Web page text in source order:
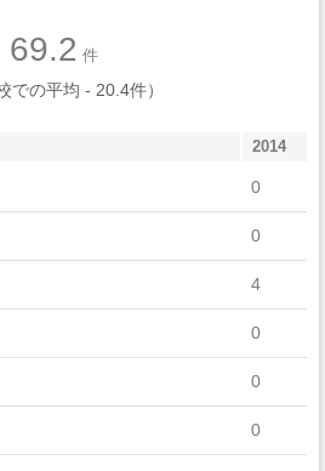
Programs
Sciences And Support Services
General Studies And Humanities
69.2 件
での平均 - 20.4件）
2014
0
0
4
0
0
0